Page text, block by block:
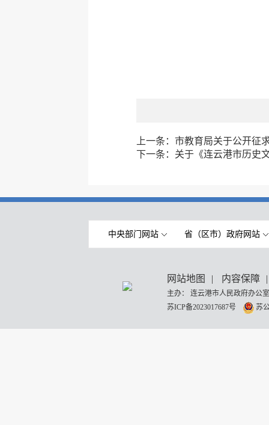
上一条： 市教育局关于公开征
下一条： 关于《连云港市历史
中央部门网站 省（区市）政府网站
网站地图 | 内容保障 |
主办： 连云港市人民政府办
苏ICP备2023017687号
苏